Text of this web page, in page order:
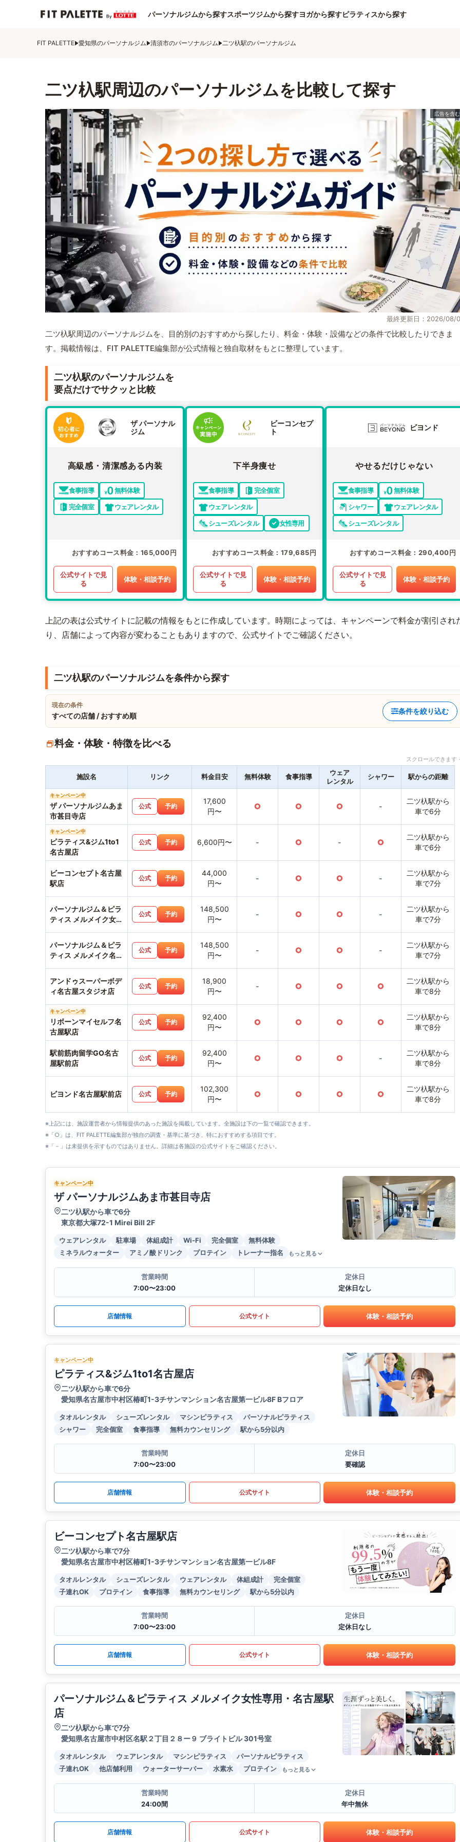
パーソナルジムから探すスポーツジムから探すヨガから探すピラティスから探す
FIT PALETTE 愛知県のパーソナルジム 清須市のパーソナルジム 二ツ杁駅のパーソナルジム
二ツ杁駅周辺のパーソナルジムを比較して探す
最終更新日：2026/08/
二ツ杁駅周辺のパーソナルジムを、目的別のおすすめから探したり、料金・体験・設備などの条件で比較したりできま
す。掲載情報は、FIT PALETTE編集部が公式情報と独自取材をもとに整理しています。
二ツ杁駅のパーソナルジムを
要点だけでサクッと比較
ザ パーソナル
ジム
高級感・清潔感ある内装
食事指導
無料体験
完全個室
ウェアレンタル
おすすめコース料金 165,000円
公式サイトで見
る
体験・相談予約
ビーコンセプ
ト
下半身痩せ
食事指導
完全個室
ウェアレンタル
シューズレンタル
女性専用
おすすめコース料金 179,685円
公式サイトで見
る
体験・相談予約
ビヨンド
やせるだけじゃない
食事指導
無料体験
シャワー
ウェアレンタル
シューズレンタル
おすすめコース料金 290,400円
公式サイトで見
る
体験・相談予約
上記の表は公式サイトに記載の情報をもとに作成しています。時期によっては、キャンペーンで料金が割引され
り、店舗によって内容が変わることもありますので、公式サイトでご確認ください。
二ツ杁駅のパーソナルジムを条件から探す
現在の条件
すべての店舗 / おすすめ順
条件を絞り込む
料金・体験・特徴を比べる
スクロールできま
施設名 リンク 料金目安 無料体験 食事指導
ウェア
レンタル
シャワー 駅からの距離
キャンペーン中
ザ パーソナルジムあま
市甚目寺店
公式 予約
17,600
円〜
○ ○ ○ -
二ツ杁駅から
車で6分
キャンペーン中
ピラティス&ジム1to1
名古屋店
公式 予約 6,600円〜 - ○ - ○
二ツ杁駅から
車で6分
ビーコンセプト名古屋
駅店
公式 予約
44,000
円〜
- ○ ○ -
二ツ杁駅から
車で7分
パーソナルジム＆ピラ
ティス メルメイク女性
公式 予約
148,500
円〜
- ○ ○ -
二ツ杁駅から
車で7分
パーソナルジム＆ピラ
ティス メルメイク名駅
公式 予約
148,500
円〜
- ○ ○ -
二ツ杁駅から
車で7分
アンドゥスーパーボデ
ィ名古屋スタジオ店
公式 予約
18,900
円〜
- ○ ○ ○
二ツ杁駅から
車で8分
キャンペーン中
リボーンマイセルフ名
古屋駅店
公式 予約
92,400
円〜
○ ○ ○ ○
二ツ杁駅から
車で8分
駅前筋肉留学GO名古
屋駅前店
公式 予約
92,400
円〜
○ ○ ○ -
二ツ杁駅から
車で8分
ビヨンド名古屋駅前店 公式 予約
102,300
円〜
○ ○ ○ ○
二ツ杁駅から
車で8分
※上記には、施設運営者から情報提供のあった施設を掲載しています。全施設は下の一覧で確認できます。
※「○」は、FIT PALETTE編集部が独自の調査・基準に基づき、特におすすめする項目です。
※「－」は未提供を示すものではありません。詳細は各施設の公式サイトをご確認ください。
キャンペーン中
ザ パーソナルジムあま市甚目寺店
二ツ杁駅から車で6分
東京都大塚72-1 Mirei Bill 2F
ウェアレンタル 駐車場 体組成計 Wi-Fi 完全個室
無料体験
ミネラルウォーター
アミノ酸ドリンク プロテイン トレーナー指名 もっと見る
営業時間
7:00〜23:00
定休日
定休日なし
店舗情報 公式サイト 体験・相談予約
キャンペーン中
ピラティス&ジム1to1名古屋店
二ツ杁駅から車で6分
愛知県名古屋市中村区椿町1-3チサンマンション名古屋第一ビル8F Bフロア
タオルレンタル シューズレンタル マシンピラティス
パーソナルピラティス
シャワー
完全個室 食事指導 無料カウンセリング 駅から5分以内
営業時間
7:00〜23:00
定休日
要確認
店舗情報 公式サイト 体験・相談予約
ビーコンセプト名古屋駅店
二ツ杁駅から車で7分
愛知県名古屋市中村区椿町1-3チサンマンション名古屋第一ビル8F
タオルレンタル シューズレンタル ウェアレンタル 体組成計
完全個室
子連れOK
プロテイン 食事指導 無料カウンセリング 駅から5分以内
営業時間
7:00〜23:00
定休日
定休日なし
店舗情報 公式サイト 体験・相談予約
パーソナルジム＆ピラティス メルメイク女性専用・名古屋駅
店
二ツ杁駅から車で7分
愛知県名古屋市中村区名駅２丁目２８ー９ ブライトビル 301号室
タオルレンタル ウェアレンタル マシンピラティス
パーソナルピラティス
子連れOK
他店舗利用 ウォーターサーバー 水素水 プロテイン もっと見る
営業時間
24:00間
定休日
年中無休
店舗情報 公式サイト 体験・相談予約